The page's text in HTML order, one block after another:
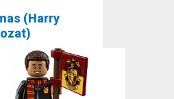
(Harry